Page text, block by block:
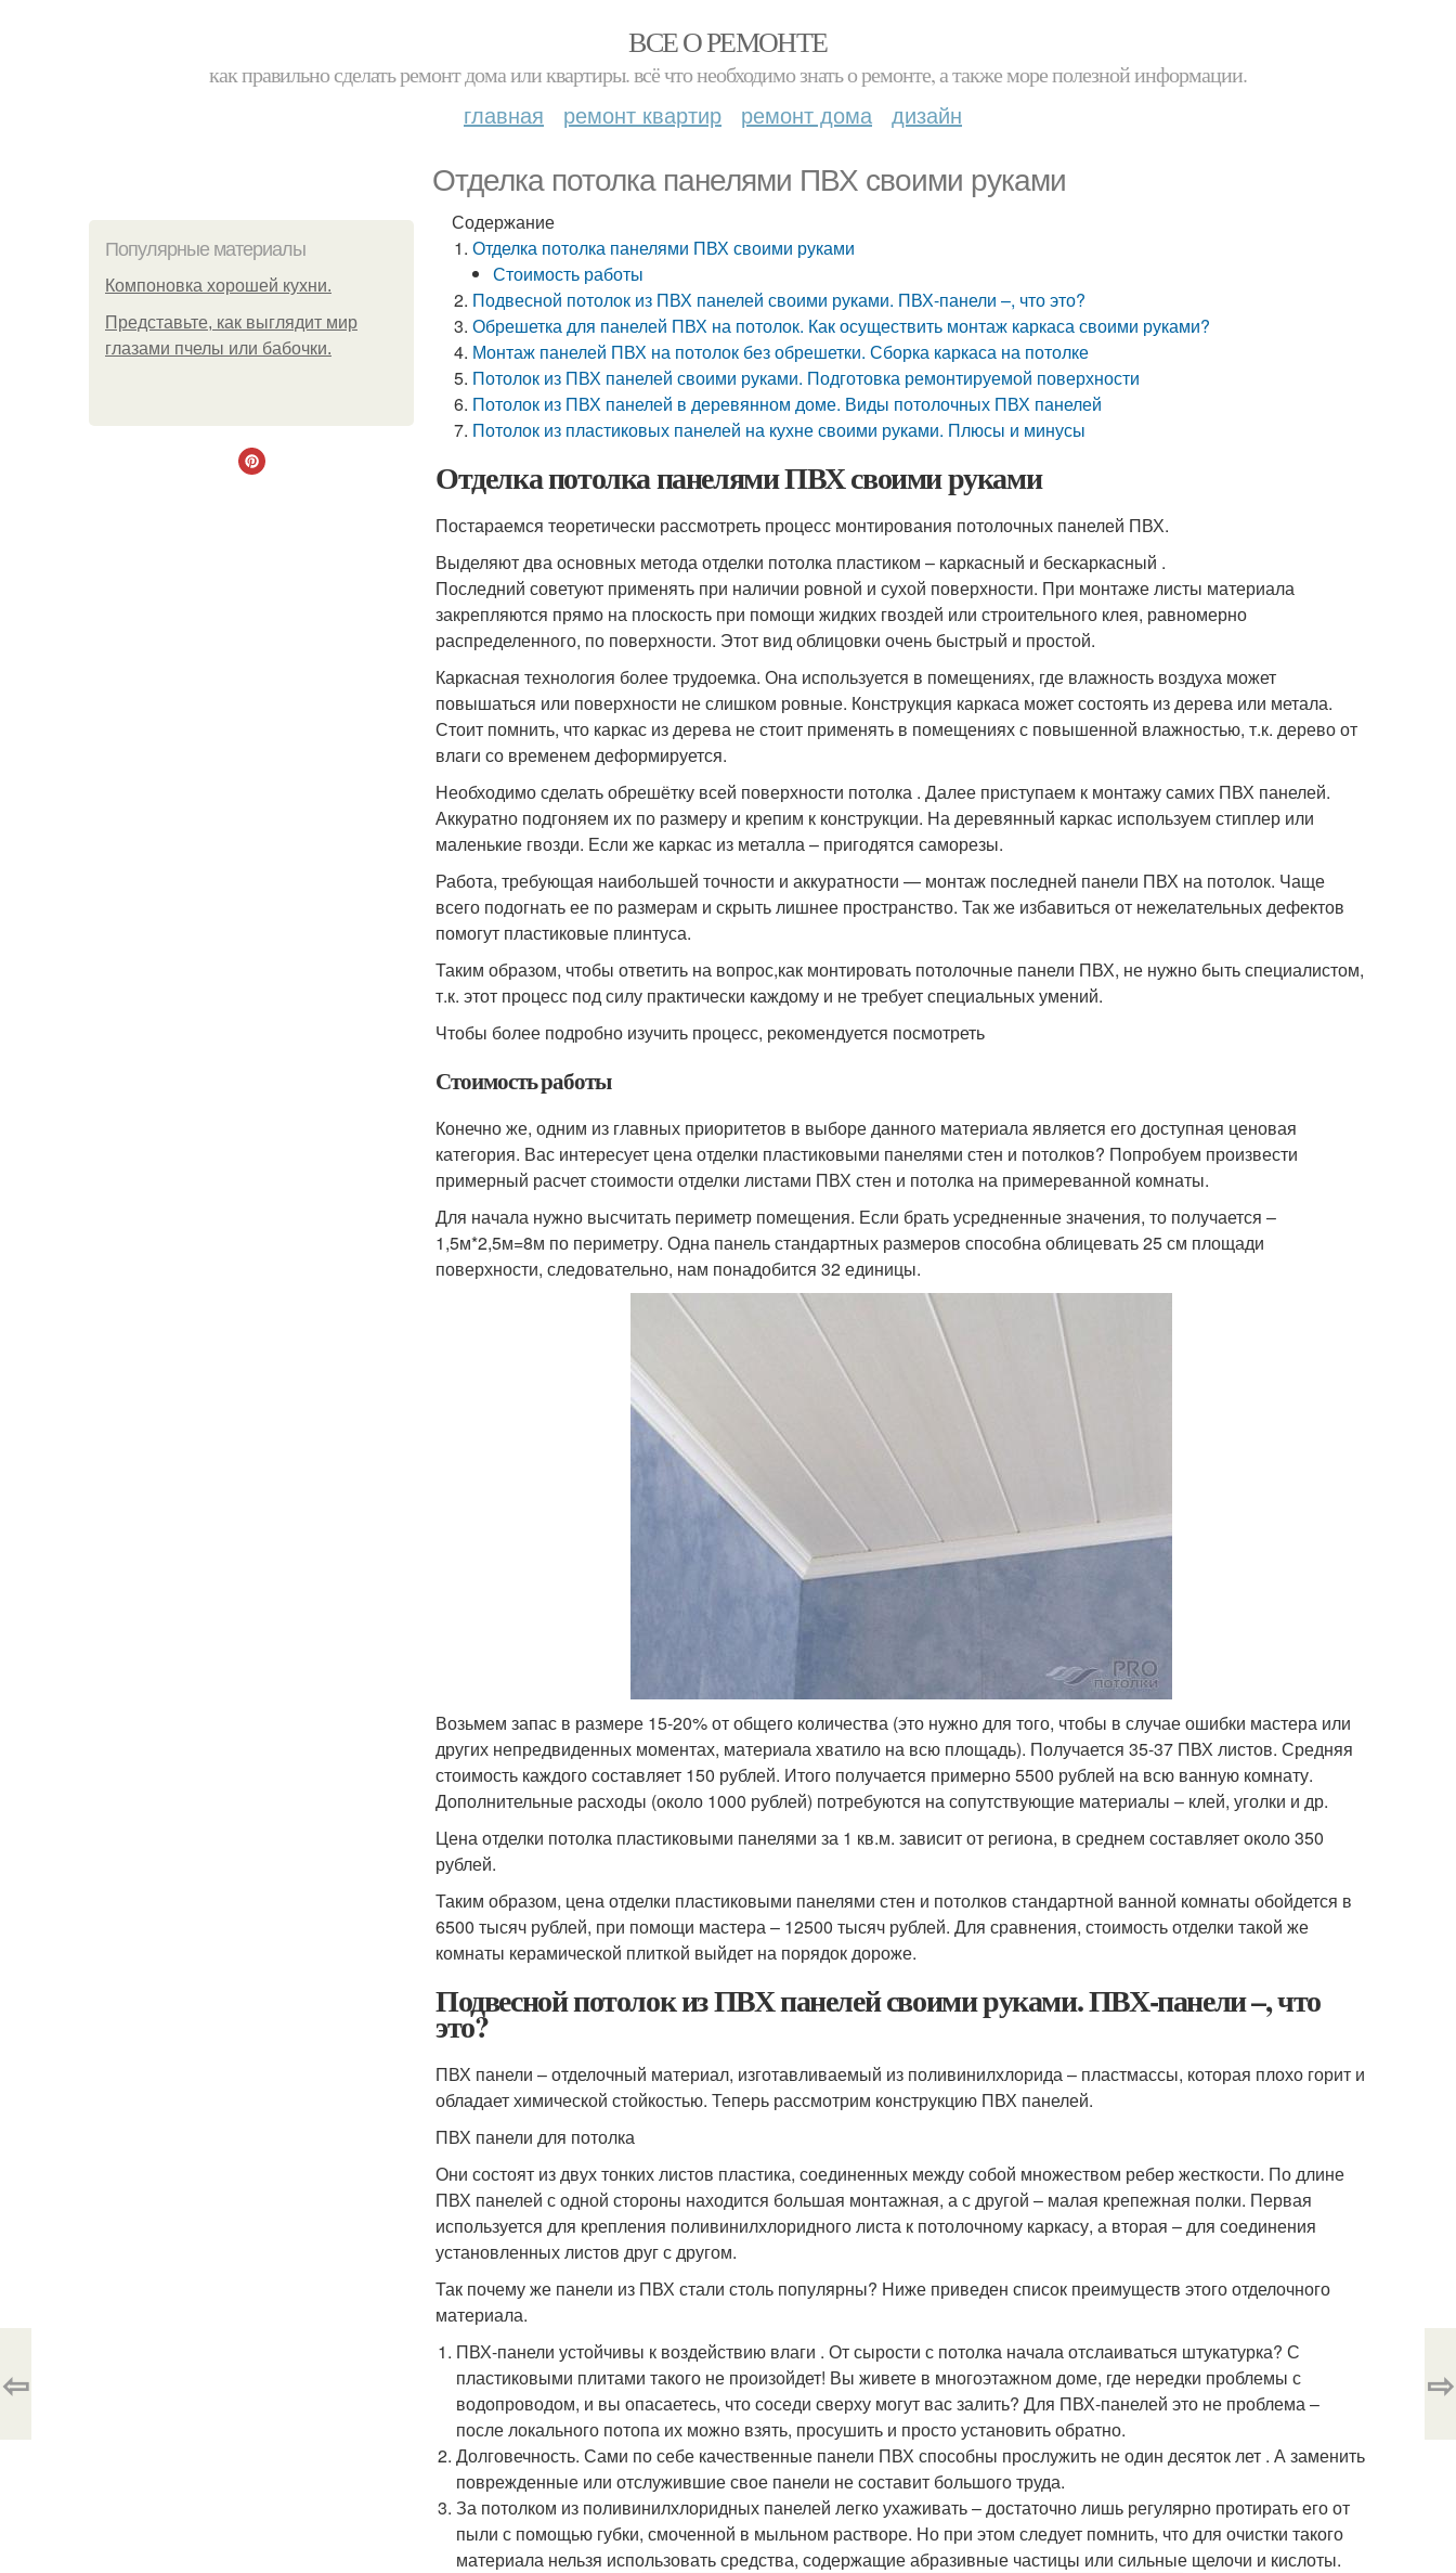
ВСЕ О РЕМОНТЕ
как правильно сделать ремонт дома или квартиры. всё что необходимо знать о ремонте, а также море полезной информации.
главная ремонт квартир ремонт дома дизайн
Отделка потолка панелями ПВХ своими руками
Популярные материалы
Компоновка хорошей кухни.
Представьте, как выглядит мир
глазами пчелы или бабочки.
Содержание
Отделка потолка панелями ПВХ своими руками
Стоимость работы
Подвесной потолок из ПВХ панелей своими руками. ПВХ-панели –, что это?
Обрешетка для панелей ПВХ на потолок. Как осуществить монтаж каркаса своими руками?
Монтаж панелей ПВХ на потолок без обрешетки. Сборка каркаса на потолке
Потолок из ПВХ панелей своими руками. Подготовка ремонтируемой поверхности
Потолок из ПВХ панелей в деревянном доме. Виды потолочных ПВХ панелей
Потолок из пластиковых панелей на кухне своими руками. Плюсы и минусы
Отделка потолка панелями ПВХ своими руками
Постараемся теоретически рассмотреть процесс монтирования потолочных панелей ПВХ.
Выделяют два основных метода отделки потолка пластиком – каркасный и бескаркасный .
Последний советуют применять при наличии ровной и сухой поверхности. При монтаже листы материала
закрепляются прямо на плоскость при помощи жидких гвоздей или строительного клея, равномерно
распределенного, по поверхности. Этот вид облицовки очень быстрый и простой.
Каркасная технология более трудоемка. Она используется в помещениях, где влажность воздуха может
повышаться или поверхности не слишком ровные. Конструкция каркаса может состоять из дерева или метала.
Стоит помнить, что каркас из дерева не стоит применять в помещениях с повышенной влажностью, т.к. дерево от
влаги со временем деформируется.
Необходимо сделать обрешётку всей поверхности потолка . Далее приступаем к монтажу самих ПВХ панелей.
Аккуратно подгоняем их по размеру и крепим к конструкции. На деревянный каркас используем стиплер или
маленькие гвозди. Если же каркас из металла – пригодятся саморезы.
Работа, требующая наибольшей точности и аккуратности — монтаж последней панели ПВХ на потолок. Чаще
всего подогнать ее по размерам и скрыть лишнее пространство. Так же избавиться от нежелательных дефектов
помогут пластиковые плинтуса.
Таким образом, чтобы ответить на вопрос,как монтировать потолочные панели ПВХ, не нужно быть специалистом,
т.к. этот процесс под силу практически каждому и не требует специальных умений.
Чтобы более подробно изучить процесс, рекомендуется посмотреть
Стоимость работы
Конечно же, одним из главных приоритетов в выборе данного материала является его доступная ценовая
категория. Вас интересует цена отделки пластиковыми панелями стен и потолков? Попробуем произвести
примерный расчет стоимости отделки листами ПВХ стен и потолка на примереванной комнаты.
Для начала нужно высчитать периметр помещения. Если брать усредненные значения, то получается –
1,5м*2,5м=8м по периметру. Одна панель стандартных размеров способна облицевать 25 см площади
поверхности, следовательно, нам понадобится 32 единицы.
Возьмем запас в размере 15-20% от общего количества (это нужно для того, чтобы в случае ошибки мастера или
других непредвиденных моментах, материала хватило на всю площадь). Получается 35-37 ПВХ листов. Средняя
стоимость каждого составляет 150 рублей. Итого получается примерно 5500 рублей на всю ванную комнату.
Дополнительные расходы (около 1000 рублей) потребуются на сопутствующие материалы – клей, уголки и др.
Цена отделки потолка пластиковыми панелями за 1 кв.м. зависит от региона, в среднем составляет около 350
рублей.
Таким образом, цена отделки пластиковыми панелями стен и потолков стандартной ванной комнаты обойдется в
6500 тысяч рублей, при помощи мастера – 12500 тысяч рублей. Для сравнения, стоимость отделки такой же
комнаты керамической плиткой выйдет на порядок дороже.
Подвесной потолок из ПВХ панелей своими руками. ПВХ-панели –, что
это?
ПВХ панели – отделочный материал, изготавливаемый из поливинилхлорида – пластмассы, которая плохо горит и
обладает химической стойкостью. Теперь рассмотрим конструкцию ПВХ панелей.
ПВХ панели для потолка
Они состоят из двух тонких листов пластика, соединенных между собой множеством ребер жесткости. По длине
ПВХ панелей с одной стороны находится большая монтажная, а с другой – малая крепежная полки. Первая
используется для крепления поливинилхлоридного листа к потолочному каркасу, а вторая – для соединения
установленных листов друг с другом.
Так почему же панели из ПВХ стали столь популярны? Ниже приведен список преимуществ этого отделочного
материала.
ПВХ-панели устойчивы к воздействию влаги . От сырости с потолка начала отслаиваться штукатурка? С
пластиковыми плитами такого не произойдет! Вы живете в многоэтажном доме, где нередки проблемы с
водопроводом, и вы опасаетесь, что соседи сверху могут вас залить? Для ПВХ-панелей это не проблема –
после локального потопа их можно взять, просушить и просто установить обратно.
Долговечность. Сами по себе качественные панели ПВХ способны прослужить не один десяток лет . А заменить
поврежденные или отслужившие свое панели не составит большого труда.
За потолком из поливинилхлоридных панелей легко ухаживать – достаточно лишь регулярно протирать его от
пыли с помощью губки, смоченной в мыльном растворе. Но при этом следует помнить, что для очистки такого
материала нельзя использовать средства, содержащие абразивные частицы или сильные щелочи и кислоты.
⇦ ⇨